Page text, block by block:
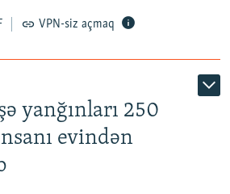
VPN-siz açmaq
yanğınları 250
evindən